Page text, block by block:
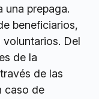
una prepaga.
beneficiarios,
voluntarios. Del
de la
de las
caso de